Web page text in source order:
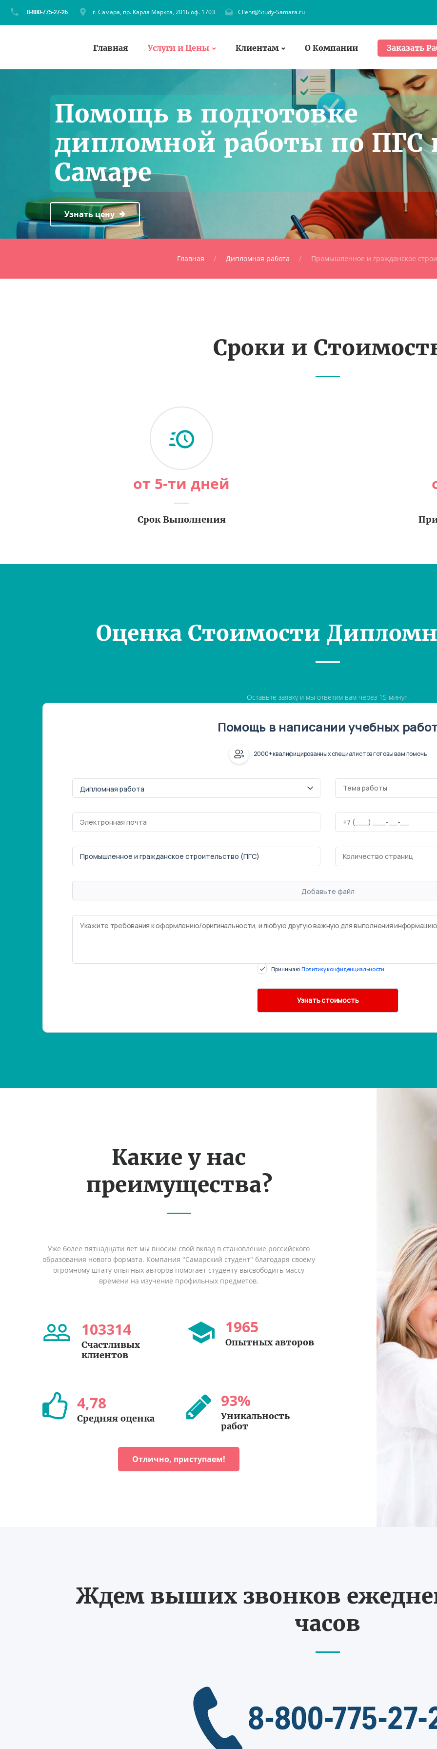
г. Самара, пр. Карла Маркса, 201Б оф. 1703 Client@Study-Samara.ru
Главная Услуги и Цены Клиентам О Компании Заказать
Помощь в подготовке
дипломной работы по ПГС
Самаре
Узнать цену
Главная Дипломная работа Промышленное и гражданское
Сроки и
от 5-ти дней
Срок Выполнения
Оценка Стоимости
Оставьте заявку и мы ответим вам через 15 минут!
Помощь в написании учебных
2000+ квалифицированных специалистов готовы вам помочь
Добавьте файл
Принимаю Политику конфиденциальности
Какие у нас
преимущества?
Уже более пятнадцати лет мы вносим свой вклад в становление российского
образования нового формата. Компания "Самарский студент" благодаря своему
огромному штату опытных авторов помогает студенту высвободить массу
времени на изучение профильных предметов.
103314
Счастливых
клиентов
1965
Опытных авторов
4,78
Средняя оценка
93%
Уникальность
работ
Отлично, приступаем!
Ждем выших звонков
часов